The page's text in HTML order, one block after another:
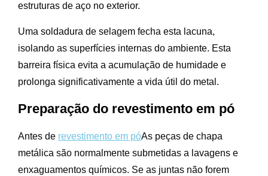
estruturas de aço no exterior.
Uma soldadura de selagem fecha esta lacuna,
isolando as superfícies internas do ambiente. Esta
barreira física evita a acumulação de humidade e
prolonga significativamente a vida útil do metal.
Preparação do revestimento em pó
Antes de revestimento em póAs peças de chapa
metálica são normalmente submetidas a lavagens e
enxaguamentos químicos. Se as juntas não forem